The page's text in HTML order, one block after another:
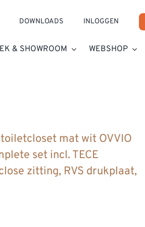
DOWNLOADS INLOGGEN
& SHOWROOM WEBSHOP
mat wit OVVIO
set incl. TECE
zitting, RVS drukplaat,